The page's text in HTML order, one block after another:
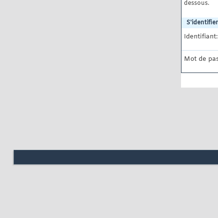
dessous.
S'identifier
Identifiant:
Mot de